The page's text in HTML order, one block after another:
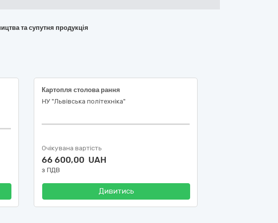
та супутня продукція
Картопля столова рання
НУ "Львівська політехніка"
Очікувана вартість
66 600,00 UAH
з ПДВ
Дивитись